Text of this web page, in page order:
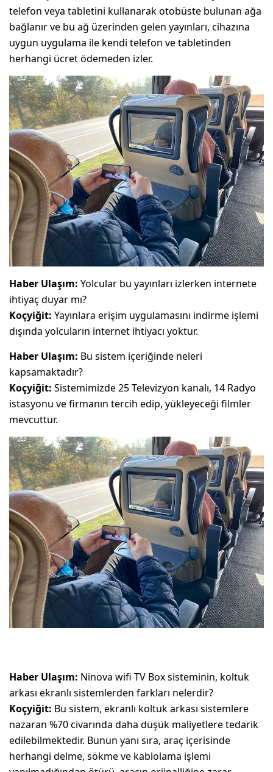
telefon veya tabletini kullanarak otobüste bulunan ağa
bağlanır ve bu ağ üzerinden gelen yayınları, cihazına
uygun uygulama ile kendi telefon ve tabletinden
herhangi ücret ödemeden izler.
Haber Ulaşım: Yolcular bu yayınları izlerken internete
ihtiyaç duyar mı?
Koçyiğit: Yayınlara erişim uygulamasını indirme işlemi
dışında yolcuların internet ihtiyacı yoktur.
Haber Ulaşım: Bu sistem içeriğinde neleri
kapsamaktadır?
Koçyiğit: Sistemimizde 25 Televizyon kanalı, 14 Radyo
istasyonu ve firmanın tercih edip, yükleyeceği filmler
mevcuttur.
Haber Ulaşım: Ninova wifi TV Box sisteminin, koltuk
arkası ekranlı sistemlerden farkları nelerdir?
Koçyiğit: Bu sistem, ekranlı koltuk arkası sistemlere
nazaran %70 civarında daha düşük maliyetlere tedarik
edilebilmektedir. Bunun yanı sıra, araç içerisinde
herhangi delme, sökme ve kablolama işlemi